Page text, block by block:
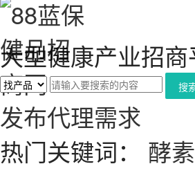
大型健康产业招商
搜
发布代理需求
热门关键词： 酵素